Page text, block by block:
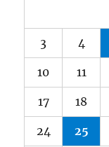
3 4
10 11
17 18
24 25